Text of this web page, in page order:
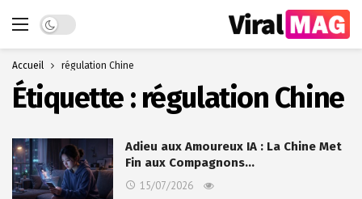
Dark mode
Accueil régulation Chine
Étiquette : régulation Chine
Adieu aux Amoureux IA : La Chine Met
Fin aux Compagnons…
15/07/2026